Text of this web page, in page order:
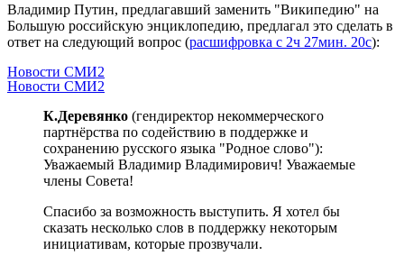
Владимир Путин, предлагавший заменить "Википедию" на
Большую российскую энциклопедию, предлагал это сделать в
ответ на следующий вопрос (расшифровка с 2ч 27мин. 20с):
Новости СМИ2
Новости СМИ2
К.Деревянко (гендиректор некоммерческого
партнёрства по содействию в поддержке и
сохранению русского языка "Родное слово"):
Уважаемый Владимир Владимирович! Уважаемые
члены Совета!
Спасибо за возможность выступить. Я хотел бы
сказать несколько слов в поддержку некоторым
инициативам, которые прозвучали.